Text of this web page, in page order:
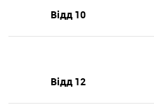
Відд 10
Відд 12